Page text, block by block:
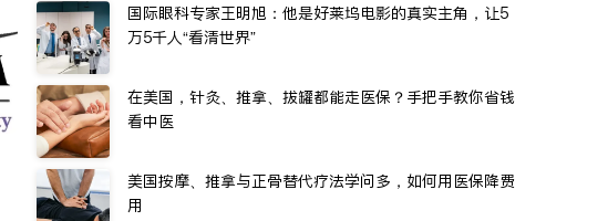
国际眼科专家王明旭：他是好莱坞电影的真实主角，让5
万5千人“看清世界”
在美国，针灸、推拿、拔罐都能走医保？手把手教你省钱
看中医
美国按摩、推拿与正骨替代疗法学问多，如何用医保降费
用